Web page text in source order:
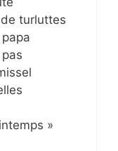
turluttes
»